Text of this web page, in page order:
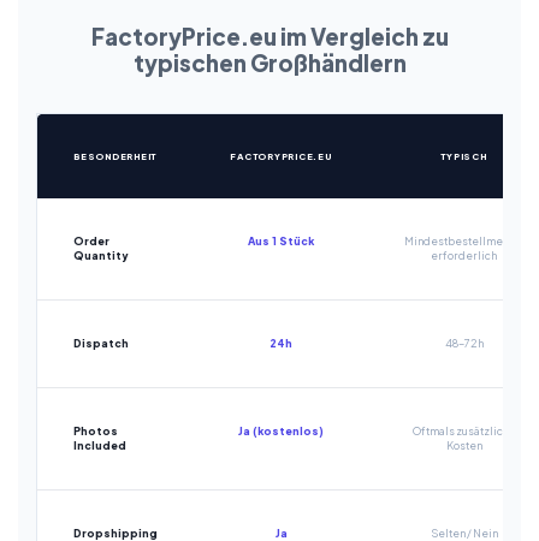
FactoryPrice.eu im Vergleich zu
typischen Großhändlern
BESONDERHEIT FACTORYPRICE.EU TYPISCH
Order
Quantity
Aus 1 Stück
Mindestbestellmenge
erforderlich
Dispatch 24h 48-72h
Photos
Included
Ja (kostenlos)
Oftmals zusätzliche
Kosten
Dropshipping Ja Selten / Nein